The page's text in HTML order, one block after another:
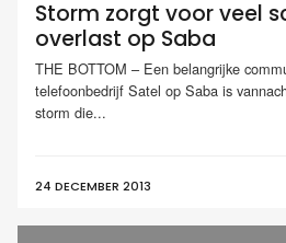
Storm zorgt voor veel
overlast op Saba
THE BOTTOM – Een belangrijke
telefoonbedrijf Satel op Saba is
storm die...
24 DECEMBER 2013